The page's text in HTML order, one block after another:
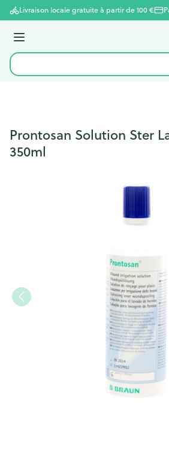
Aller au contenu
Livraison locale gratuite à partir de 100 €
Menu
Rechercher
Prontosan Solution Ster
350ml